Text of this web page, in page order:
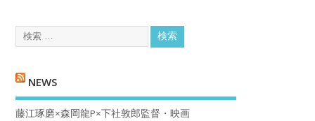
NEWS
藤江琢磨×森岡龍P×下社敦郎監督・映画